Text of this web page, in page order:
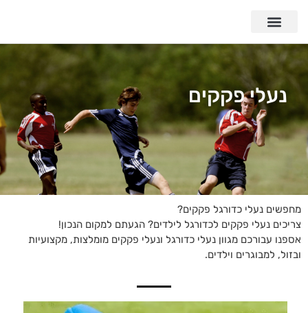
נעלי פקקים
מחפשים נעלי כדורגל פקקים?
צריכים נעלי פקקים לכדורגל לילדים? הגעתם למקום הנכון!
אספנו עבורכם מגוון נעלי כדורגל ונעלי פקקים מומלצות, מקצועיות
ובזול, למבוגרים וילדים.